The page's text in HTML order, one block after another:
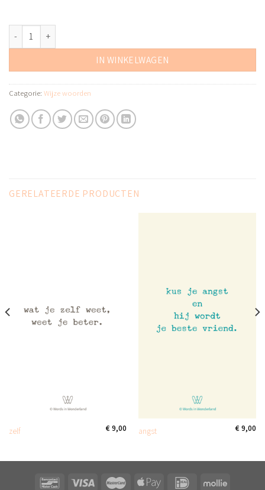
het nu aantal
IN WINKELWAGEN
Alternative:
Categorie: Wijze woorden
GERELATEERDE PRODUCTEN
zelf €9,00 angst €9,00